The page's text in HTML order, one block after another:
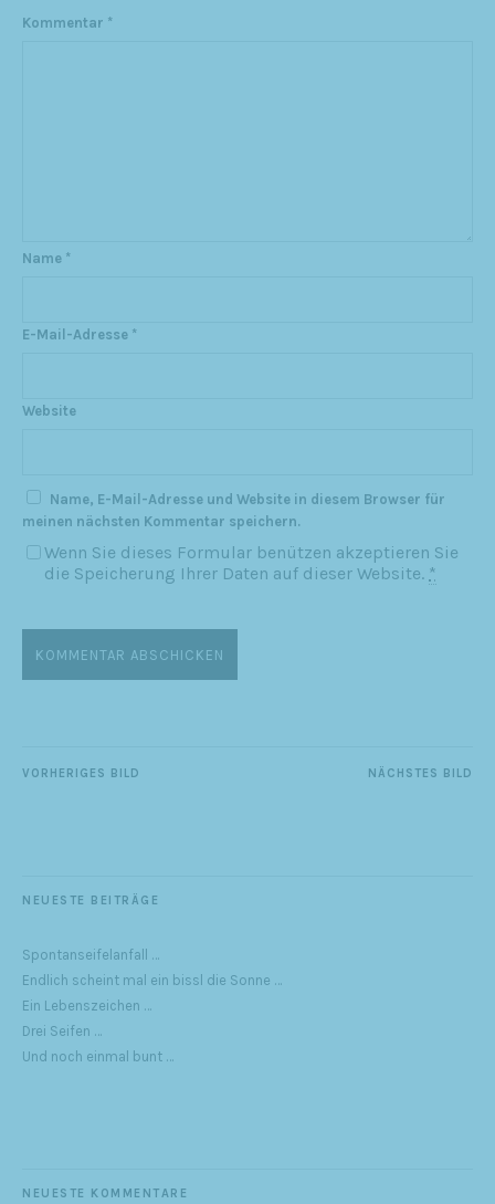
Kommentar *
Name *
E-Mail-Adresse *
Website
Name, E-Mail-Adresse und Website in diesem Browser für
meinen nächsten Kommentar speichern.
Wenn Sie dieses Formular benützen akzeptieren Sie
die Speicherung Ihrer Daten auf dieser Website. *
NÄCHSTES BILD
VORHERIGES BILD
NEUESTE BEITRÄGE
Spontanseifelanfall …
Endlich scheint mal ein bissl die Sonne …
Ein Lebenszeichen …
Drei Seifen …
Und noch einmal bunt …
NEUESTE KOMMENTARE